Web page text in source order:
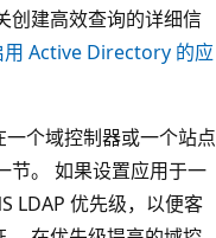
创建高效查询的详细信
Active Directory 的应
个域控制器或一个站点
节。 如果设置应用于一
LDAP 优先级，以便客